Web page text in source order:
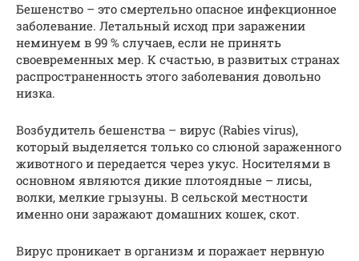
Бешенство – это смертельно опасное инфекционное
заболевание. Летальный исход при заражении
неминуем в 99 % случаев, если не принять
своевременных мер. К счастью, в развитых странах
распространенность этого заболевания довольно
низка.
Возбудитель бешенства – вирус (Rabies virus),
который выделяется только со слюной зараженного
животного и передается через укус. Носителями в
основном являются дикие плотоядные – лисы,
волки, мелкие грызуны. В сельской местности
именно они заражают домашних кошек, скот.
Вирус проникает в организм и поражает нервную